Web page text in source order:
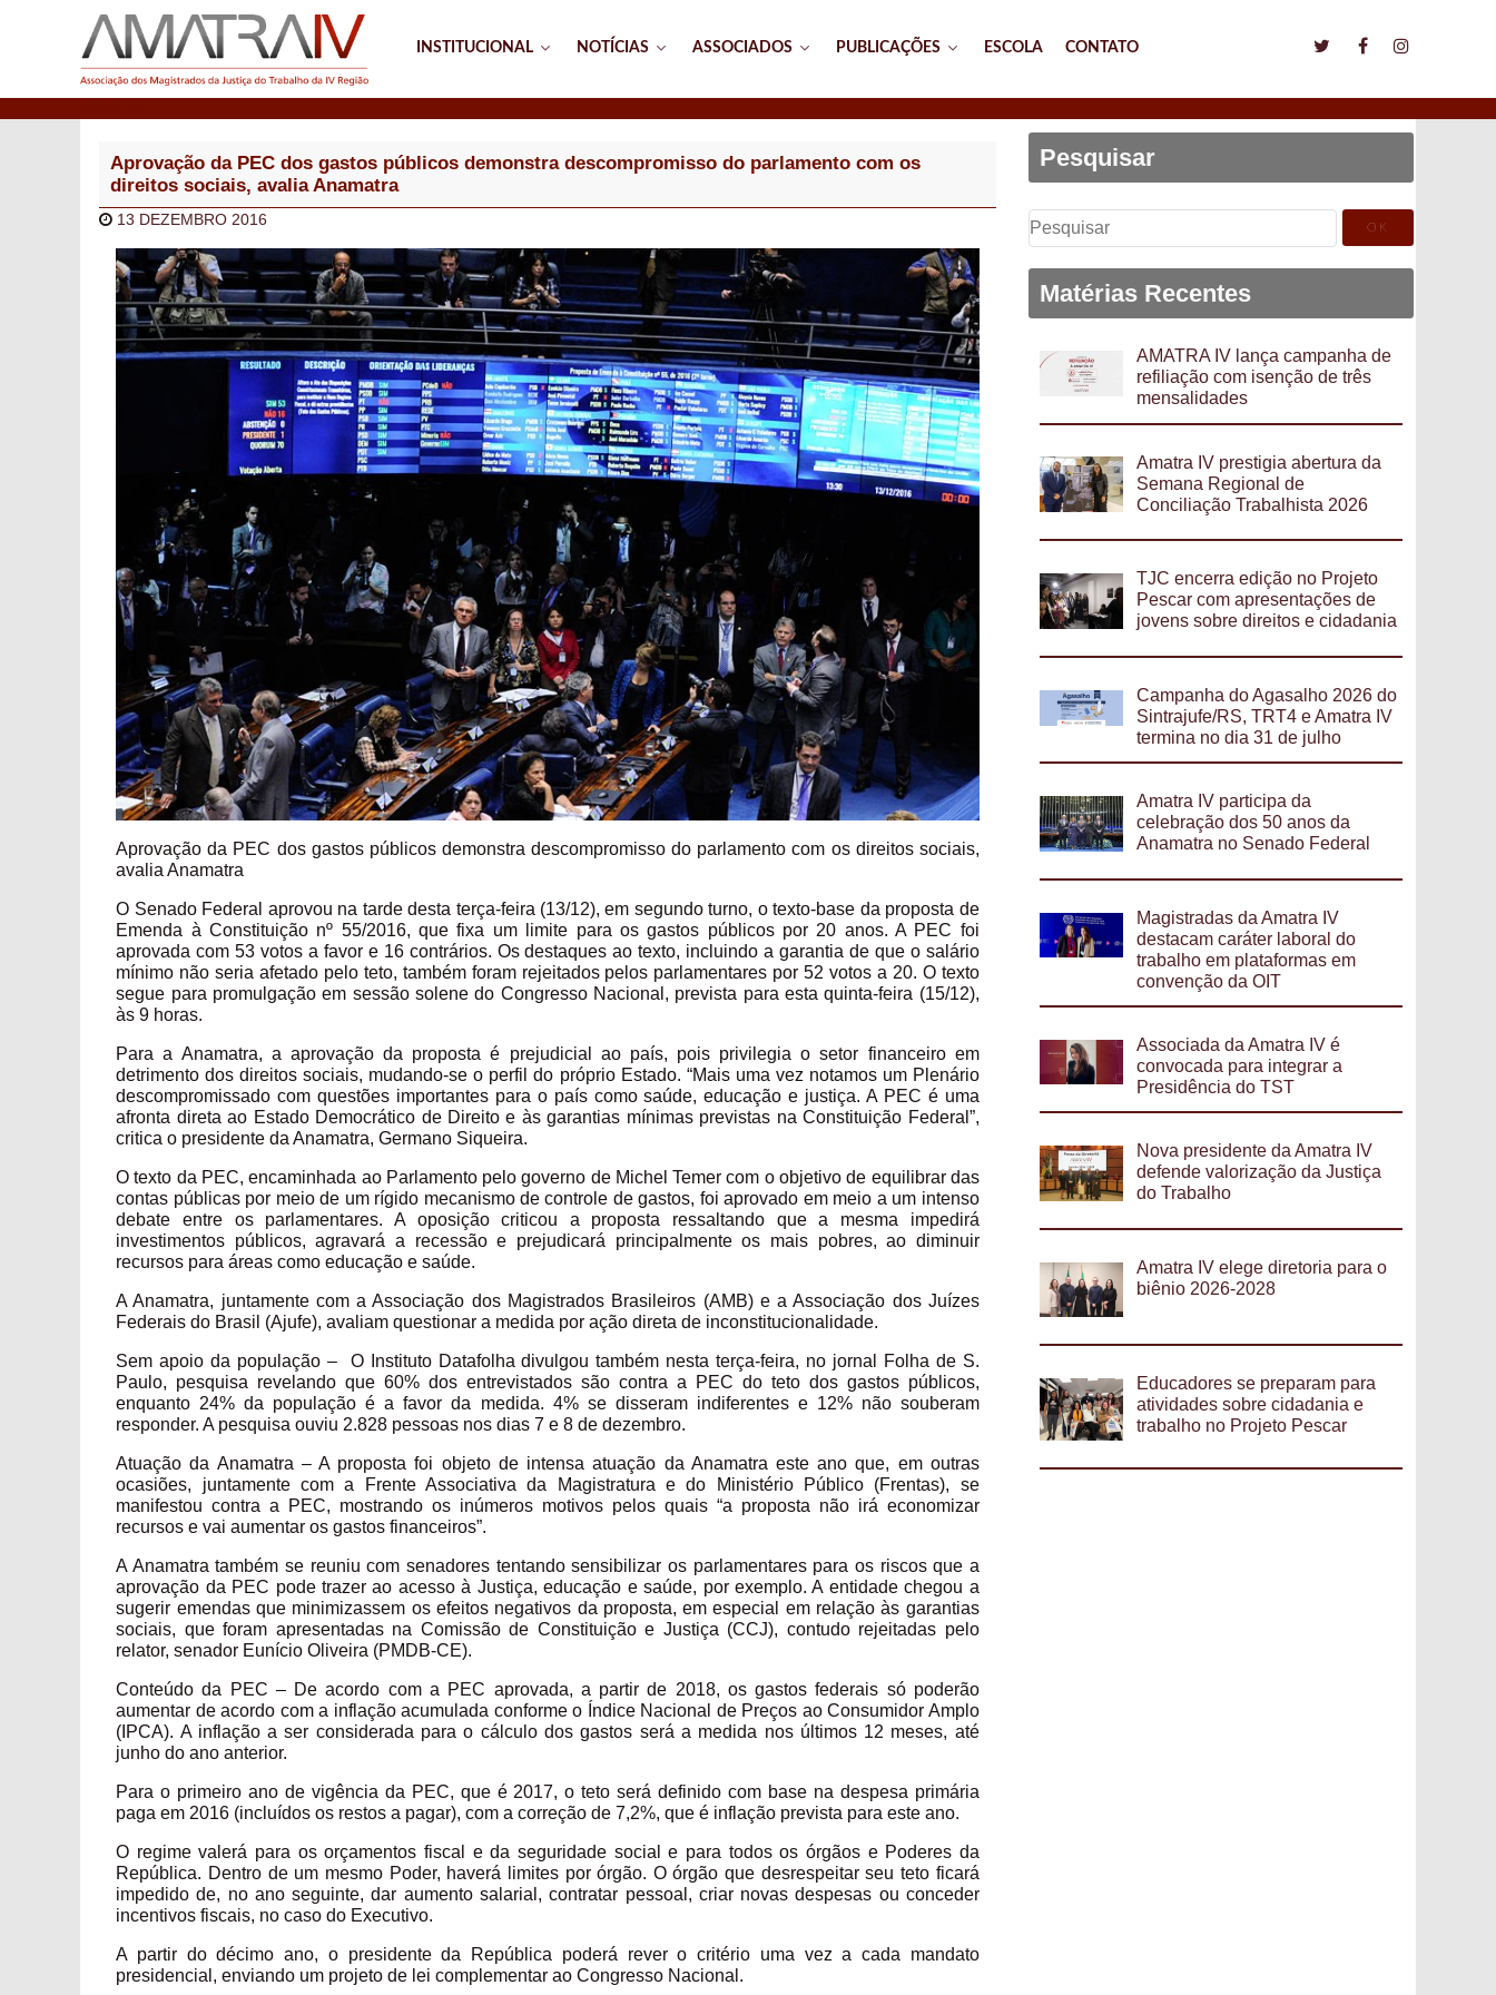
INSTITUCIONAL NOTÍCIAS ASSOCIADOS PUBLICAÇÕES ESCOLA CONTATO
Aprovação da PEC dos gastos públicos demonstra descompromisso do parlamento com os
direitos sociais, avalia Anamatra
13 DEZEMBRO 2016
Aprovação da PEC dos gastos públicos demonstra descompromisso do parlamento com os direitos sociais,
avalia Anamatra
O Senado Federal aprovou na tarde desta terça-feira (13/12), em segundo turno, o texto-base da proposta de
Emenda à Constituição nº 55/2016, que fixa um limite para os gastos públicos por 20 anos. A PEC foi
aprovada com 53 votos a favor e 16 contrários. Os destaques ao texto, incluindo a garantia de que o salário
mínimo não seria afetado pelo teto, também foram rejeitados pelos parlamentares por 52 votos a 20. O texto
segue para promulgação em sessão solene do Congresso Nacional, prevista para esta quinta-feira (15/12),
às 9 horas.
Para a Anamatra, a aprovação da proposta é prejudicial ao país, pois privilegia o setor financeiro em
detrimento dos direitos sociais, mudando-se o perfil do próprio Estado. “Mais uma vez notamos um Plenário
descompromissado com questões importantes para o país como saúde, educação e justiça. A PEC é uma
afronta direta ao Estado Democrático de Direito e às garantias mínimas previstas na Constituição Federal”,
critica o presidente da Anamatra, Germano Siqueira.
O texto da PEC, encaminhada ao Parlamento pelo governo de Michel Temer com o objetivo de equilibrar das
contas públicas por meio de um rígido mecanismo de controle de gastos, foi aprovado em meio a um intenso
debate entre os parlamentares. A oposição criticou a proposta ressaltando que a mesma impedirá
investimentos públicos, agravará a recessão e prejudicará principalmente os mais pobres, ao diminuir
recursos para áreas como educação e saúde.
A Anamatra, juntamente com a Associação dos Magistrados Brasileiros (AMB) e a Associação dos Juízes
Federais do Brasil (Ajufe), avaliam questionar a medida por ação direta de inconstitucionalidade.
Sem apoio da população – O Instituto Datafolha divulgou também nesta terça-feira, no jornal Folha de S.
Paulo, pesquisa revelando que 60% dos entrevistados são contra a PEC do teto dos gastos públicos,
enquanto 24% da população é a favor da medida. 4% se disseram indiferentes e 12% não souberam
responder. A pesquisa ouviu 2.828 pessoas nos dias 7 e 8 de dezembro.
Atuação da Anamatra – A proposta foi objeto de intensa atuação da Anamatra este ano que, em outras
ocasiões, juntamente com a Frente Associativa da Magistratura e do Ministério Público (Frentas), se
manifestou contra a PEC, mostrando os inúmeros motivos pelos quais “a proposta não irá economizar
recursos e vai aumentar os gastos financeiros”.
A Anamatra também se reuniu com senadores tentando sensibilizar os parlamentares para os riscos que a
aprovação da PEC pode trazer ao acesso à Justiça, educação e saúde, por exemplo. A entidade chegou a
sugerir emendas que minimizassem os efeitos negativos da proposta, em especial em relação às garantias
sociais, que foram apresentadas na Comissão de Constituição e Justiça (CCJ), contudo rejeitadas pelo
relator, senador Eunício Oliveira (PMDB-CE).
Conteúdo da PEC – De acordo com a PEC aprovada, a partir de 2018, os gastos federais só poderão
aumentar de acordo com a inflação acumulada conforme o Índice Nacional de Preços ao Consumidor Amplo
(IPCA). A inflação a ser considerada para o cálculo dos gastos será a medida nos últimos 12 meses, até
junho do ano anterior.
Para o primeiro ano de vigência da PEC, que é 2017, o teto será definido com base na despesa primária
paga em 2016 (incluídos os restos a pagar), com a correção de 7,2%, que é inflação prevista para este ano.
O regime valerá para os orçamentos fiscal e da seguridade social e para todos os órgãos e Poderes da
República. Dentro de um mesmo Poder, haverá limites por órgão. O órgão que desrespeitar seu teto ficará
impedido de, no ano seguinte, dar aumento salarial, contratar pessoal, criar novas despesas ou conceder
incentivos fiscais, no caso do Executivo.
A partir do décimo ano, o presidente da República poderá rever o critério uma vez a cada mandato
presidencial, enviando um projeto de lei complementar ao Congresso Nacional.
Pesquisar
Pesquisar
por:
Matérias Recentes
AMATRA IV lança campanha de
refiliação com isenção de três
mensalidades
Amatra IV prestigia abertura da
Semana Regional de
Conciliação Trabalhista 2026
TJC encerra edição no Projeto
Pescar com apresentações de
jovens sobre direitos e cidadania
Campanha do Agasalho 2026 do
Sintrajufe/RS, TRT4 e Amatra IV
termina no dia 31 de julho
Amatra IV participa da
celebração dos 50 anos da
Anamatra no Senado Federal
Magistradas da Amatra IV
destacam caráter laboral do
trabalho em plataformas em
convenção da OIT
Associada da Amatra IV é
convocada para integrar a
Presidência do TST
Nova presidente da Amatra IV
defende valorização da Justiça
do Trabalho
Amatra IV elege diretoria para o
biênio 2026-2028
Educadores se preparam para
atividades sobre cidadania e
trabalho no Projeto Pescar